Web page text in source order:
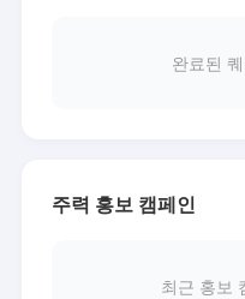
완료된
주력 홍보 캠페인
최근 홍보